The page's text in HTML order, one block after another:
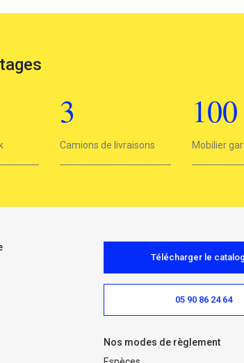
3
3
Camions de livraisons
100
Mobilier
Télécharger le
05 90 86 24 64
Nos modes de règlement